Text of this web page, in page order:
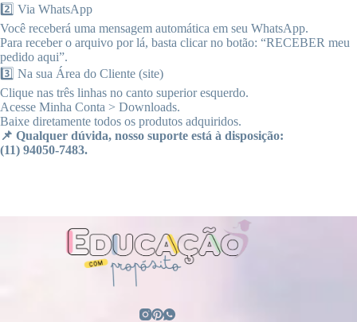
2️⃣ Via WhatsApp
Você receberá uma mensagem automática em seu WhatsApp.
Para receber o arquivo por lá, basta clicar no botão: “RECEBER meu
pedido aqui”.
3️⃣ Na sua Área do Cliente (site)
Clique nas três linhas no canto superior esquerdo.
Acesse Minha Conta > Downloads.
Baixe diretamente todos os produtos adquiridos.
📌 Qualquer dúvida, nosso suporte está à disposição:
(11) 94050-7483.